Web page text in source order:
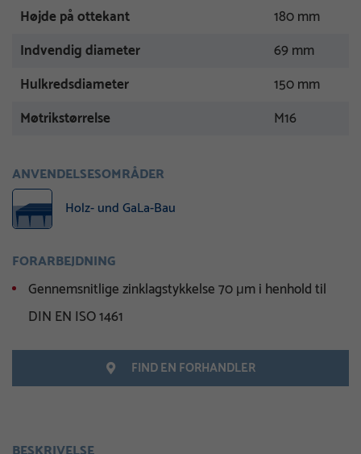
Højde på ottekant
180 mm
Indvendig diameter
69 mm
Hulkredsdiameter
150 mm
Møtrikstørrelse
M16
ANVENDELSESOMRÅDER
Holz- und GaLa-Bau
FORARBEJDNING
Gennemsnitlige zinklagstykkelse 70 μm i henhold til
DIN EN ISO 1461
FIND EN FORHANDLER